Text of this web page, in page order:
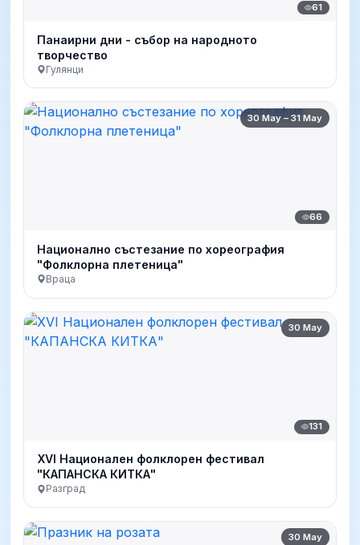
61
Панаирни дни - събор на народното
творчество
Гулянци
30 May – 31 May
66
Национално състезание по хореография
"Фолклорна плетеница"
Враца
30 May
131
XVI Национален фолклорен фестивал
"КАПАНСКА КИТКА"
Разград
30 May